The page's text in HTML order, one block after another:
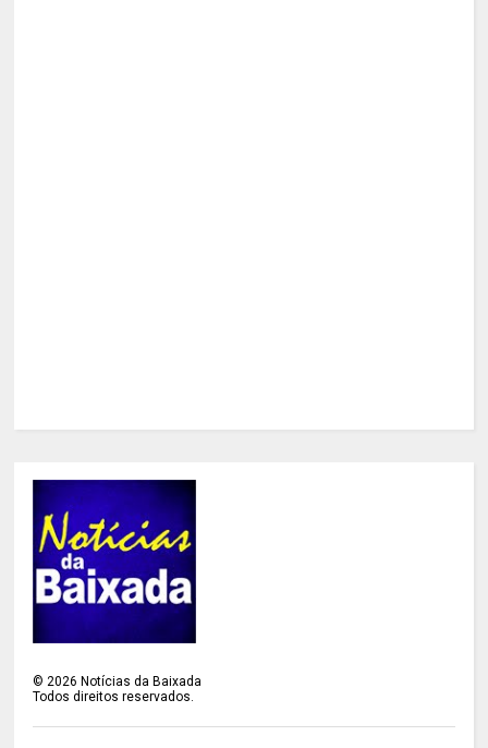
©2026 Notícias da Baixada
Todos direitos reservados.